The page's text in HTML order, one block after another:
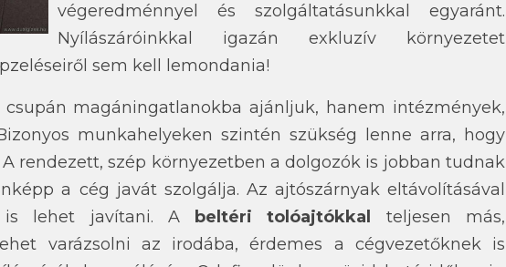
végeredménnyel és szolgáltatásunkkal egyaránt.
Nyílászáróinkkal igazán exkluzív környezetet
sem kell lemondania!
magáningatlanokba ajánljuk, hanem intézmények,
munkahelyeken szintén szükség lenne arra, hogy
rendezett, szép környezetben a dolgozók is jobban tudnak
a cég javát szolgálja. Az ajtószárnyak eltávolításával
is lehet javítani. A
beltéri tolóajtókkal
teljesen más,
varázsolni az irodába, érdemes a cégvezetőknek is